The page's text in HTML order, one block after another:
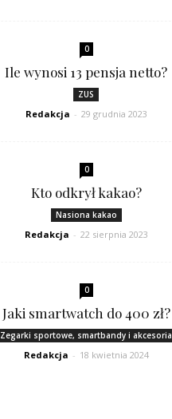
0
Ile wynosi 13 pensja netto?
ZUS
Redakcja - 29 grudnia 2023
0
Kto odkrył kakao?
Nasiona kakao
Redakcja - 22 sierpnia 2023
0
Jaki smartwatch do 400 zł?
Zegarki sportowe, smartbandy i akcesoria
Redakcja - 18 kwietnia 2024